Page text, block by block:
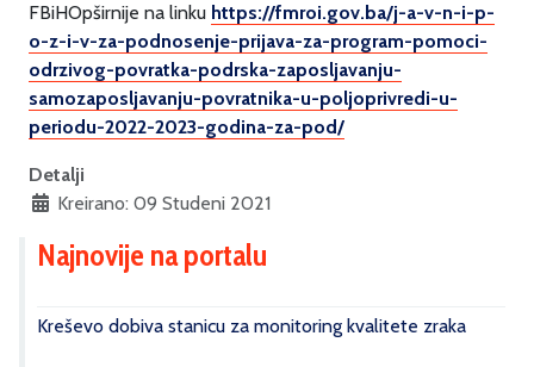
FBiHOpširnije na linku https://fmroi.gov.ba/j-a-v-n-i-p-
o-z-i-v-za-podnosenje-prijava-za-program-pomoci-
odrzivog-povratka-podrska-zaposljavanju-
samozaposljavanju-povratnika-u-poljoprivredi-u-
periodu-2022-2023-godina-za-pod/
Detalji
Kreirano: 09 Studeni 2021
Najnovije na portalu
Kreševo dobiva stanicu za monitoring kvalitete zraka